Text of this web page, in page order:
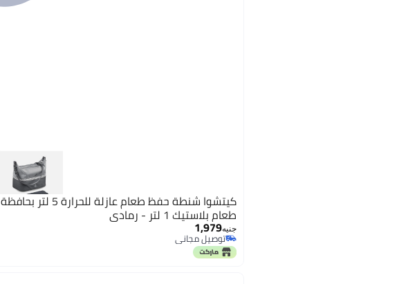
كيتشوا شنطة حفظ طعام عازلة للحرارة 5 لتر بحافظة
طعام بلاستيك 1 لتر - رمادي
جنيه1,979
توصيل مجاني
توصيل مجاني